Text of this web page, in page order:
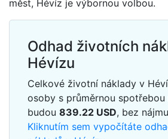
měst, Hévíz je výbornou volbou.
Odhad životních
Hévízu
Celkové životní náklady v
osoby s průměrnou spotřebou
budou 839.22 USD, bez
Kliknutím sem vypočítáte